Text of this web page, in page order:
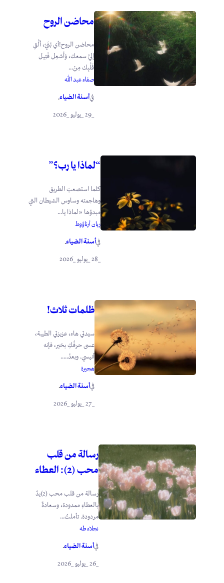
محاضن الروح
محاضن الروح!أي بُنَيّ، أَلْقِ
إليَّ سمعك، وَأَشعِل فَتِيل
قَلْبِك مِنْ...
صفاء عبد الله
فيأسنة الضياء.
“لماذا يا رب؟”
كلما استصعبَ الطريق
وهاجمته وساوس الشيطان التي
مبدؤها «لماذا يا...
ريان أرناؤوط
فيأسنة الضياء.
ظلمات ثلاث!
سيدتي هاء، عزيزتي الطيبة،
عسى حرفُكِ بخير، فإنه
أنيسي. وبعدُ.....
هجيرة
فيأسنة الضياء.
رسالة من قلب
محب (2): العطاء
رسالة من قلب محب (2)يدٌ
بالعطاءِ ممدودة، وسعادةٌ
مردودة. تأملتُ...
نجلاء طه
فيأسنة الضياء.
_26 _يوليو _2026